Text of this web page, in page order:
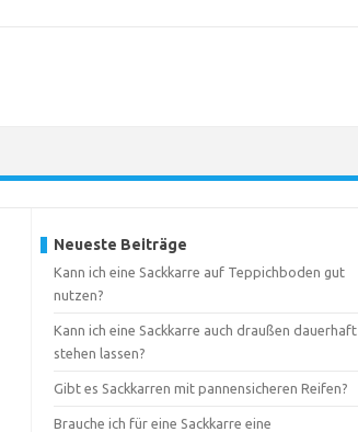
Neueste Beiträge
Kann ich eine Sackkarre auf Teppichboden gut
nutzen?
Kann ich eine Sackkarre auch draußen dauerhaft
stehen lassen?
Gibt es Sackkarren mit pannensicheren Reifen?
Brauche ich für eine Sackkarre eine